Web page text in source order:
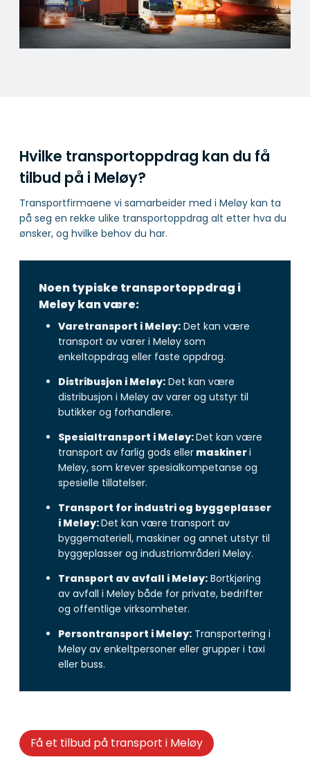
Hvilke transportoppdrag kan du få
tilbud på i Meløy?
Transportfirmaene vi samarbeider med i Meløy kan ta
på seg en rekke ulike transportoppdrag alt etter hva du
ønsker, og hvilke behov du har.
Noen typiske transportoppdrag i
Meløy kan være:
Varetransport i Meløy: Det kan være
transport av varer i Meløy som
enkeltoppdrag eller faste oppdrag.
Distribusjon i Meløy: Det kan være
distribusjon i Meløy av varer og utstyr til
butikker og forhandlere.
Spesialtransport i Meløy:Det kan være
transport av farlig gods eller maskineri
Meløy, som krever spesialkompetanse og
spesielle tillatelser.
Transport for industri og byggeplasser
i Meløy:Det kan være transport av
byggemateriell, maskiner og annet utstyr til
byggeplasser og industriområderi Meløy.
Transport av avfall i Meløy: Bortkjøring
av avfall i Meløy både for private, bedrifter
og offentlige virksomheter.
Persontransport i Meløy: Transportering i
Meløy av enkeltpersoner eller grupper i taxi
eller buss.
Få et tilbud på transport i Meløy